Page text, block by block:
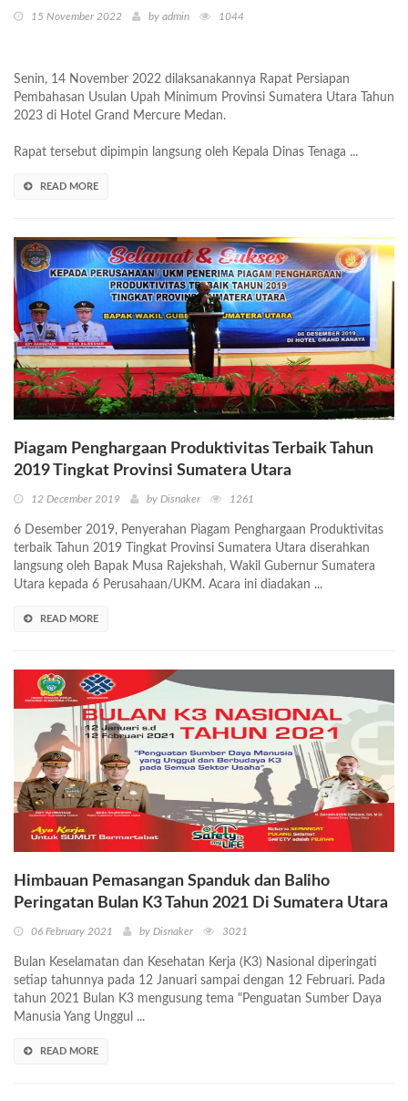
15 November 2022 by admin 1044
Senin, 14 November 2022 dilaksanakannya Rapat Persiapan
Pembahasan Usulan Upah Minimum Provinsi Sumatera Utara Tahun
2023 di Hotel Grand Mercure Medan.
Rapat tersebut dipimpin langsung oleh Kepala Dinas Tenaga ...
READ MORE
Piagam Penghargaan Produktivitas Terbaik Tahun
2019 Tingkat Provinsi Sumatera Utara
12 December 2019 by Disnaker 1261
6 Desember 2019, Penyerahan Piagam Penghargaan Produktivitas
terbaik Tahun 2019 Tingkat Provinsi Sumatera Utara diserahkan
langsung oleh Bapak Musa Rajekshah, Wakil Gubernur Sumatera
Utara kepada 6 Perusahaan/UKM. Acara ini diadakan ...
READ MORE
Himbauan Pemasangan Spanduk dan Baliho
Peringatan Bulan K3 Tahun 2021 Di Sumatera Utara
06 February 2021 by Disnaker 3021
Bulan Keselamatan dan Kesehatan Kerja (K3) Nasional diperingati
setiap tahunnya pada 12 Januari sampai dengan 12 Februari. Pada
tahun 2021 Bulan K3 mengusung tema "Penguatan Sumber Daya
Manusia Yang Unggul ...
READ MORE